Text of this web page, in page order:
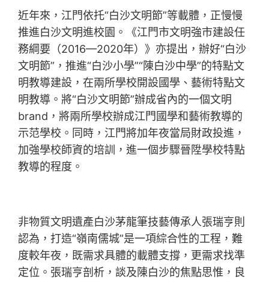
近年來，江門依托“白沙文明節”等載體，正慢慢
推進白沙文明進校園。《江門市文明強市建設任
務綱要（2016—2020年）》亦提出，辦好“白沙
文明節”，推進“白沙小學”“陳白沙中學”的特點文
明教導建設，在兩所學校開設國學、藝術特點文
明教導。將“白沙文明節”辦成省內的一個文明
brand，將兩所學校辦成江門國學和藝術教導的
示范學校。同時，江門將加年夜當局財政投進，
加強學校師資的培訓，進一個步驟晉陞學校特點
教導的程度。
非物質文明遺產白沙茅龍筆技藝傳承人張瑞亨則
認為，打造“嶺南儒城”是一項綜合性的工程，難
度較年夜，既需求具體的載體支撐，更需求找準
定位。張瑞亨剖析，談及陳白沙的焦點思惟，良